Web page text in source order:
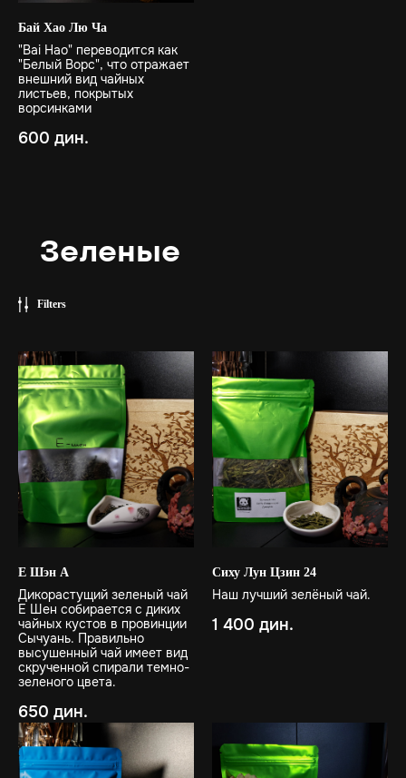
Бай Хао Лю Ча
"Bai Hao" переводится как
"Белый Ворс", что отражает
внешний вид чайных
листьев, покрытых
ворсинками
600 дин.
Зеленые
Filters
Е Шэн А
Дикорастущий зеленый чай
Е Шен собирается с диких
чайных кустов в провинции
Сычуань. Правильно
высушенный чай имеет вид
скрученной спирали темно-
зеленого цвета.
650 дин.
Сиху Лун Цзин 24
Наш лучший зелёный чай.
1 400 дин.